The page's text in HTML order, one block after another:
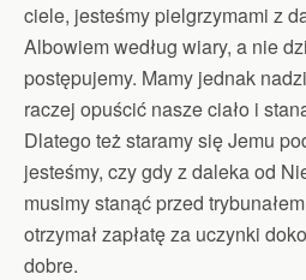
ciele, jesteśmy pielgrzymami z
Albowiem według wiary, a nie
postępujemy. Mamy jednak
raczej opuścić nasze ciało i
Dlatego też staramy się Jemu
jesteśmy, czy gdy z daleka od
musimy stanąć przed
otrzymał zapłatę za uczynki
dobre.